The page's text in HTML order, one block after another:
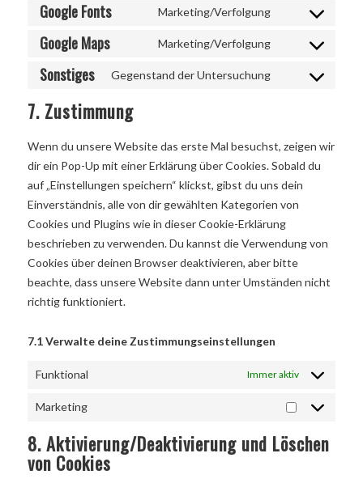
Google Fonts Marketing/Verfolgung
Google Maps Marketing/Verfolgung
Sonstiges Gegenstand der Untersuchung
7. Zustimmung
Wenn du unsere Website das erste Mal besuchst, zeigen wir
dir ein Pop-Up mit einer Erklärung über Cookies. Sobald du
auf „Einstellungen speichern“ klickst, gibst du uns dein
Einverständnis, alle von dir gewählten Kategorien von
Cookies und Plugins wie in dieser Cookie-Erklärung
beschrieben zu verwenden. Du kannst die Verwendung von
Cookies über deinen Browser deaktivieren, aber bitte
beachte, dass unsere Website dann unter Umständen nicht
richtig funktioniert.
7.1 Verwalte deine Zustimmungseinstellungen
Funktional Immer aktiv
Marketing
8. Aktivierung/Deaktivierung und Löschen
von Cookies